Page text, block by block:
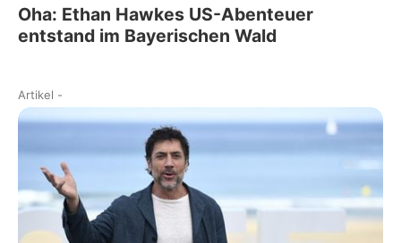
Oha: Ethan Hawkes US-Abenteuer
entstand im Bayerischen Wald
Artikel -